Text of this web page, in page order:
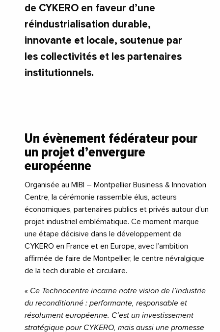
de CYKERO en faveur d’une
réindustrialisation durable,
innovante et locale, soutenue par
les collectivités et les partenaires
institutionnels.
Un évènement fédérateur pour
un projet d’envergure
européenne
Organisée au MIBI – Montpellier Business & Innovation
Centre, la cérémonie rassemble élus, acteurs
économiques, partenaires publics et privés autour d’un
projet industriel emblématique. Ce moment marque
une étape décisive dans le développement de
CYKERO en France et en Europe, avec l’ambition
affirmée de faire de Montpellier, le centre névralgique
de la tech durable et circulaire.
« Ce Technocentre incarne notre vision de l’industrie
du reconditionné : performante, responsable et
résolument européenne. C’est un investissement
stratégique pour CYKERO, mais aussi une promesse